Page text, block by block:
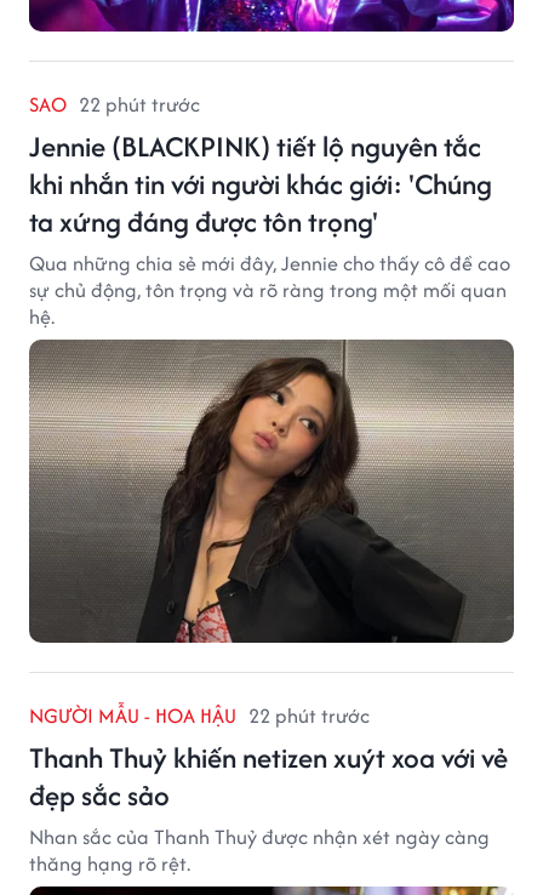
SAO 22 phút trước
Jennie (BLACKPINK) tiết lộ nguyên tắc
khi nhắn tin với người khác giới: 'Chúng
ta xứng đáng được tôn trọng'
Qua những chia sẻ mới đây, Jennie cho thấy cô đề cao
sự chủ động, tôn trọng và rõ ràng trong một mối quan
hệ.
NGƯỜI MẪU - HOA HẬU 22 phút trước
Thanh Thuỷ khiến netizen xuýt xoa với vẻ
đẹp sắc sảo
Nhan sắc của Thanh Thuỷ được nhận xét ngày càng
thăng hạng rõ rệt.